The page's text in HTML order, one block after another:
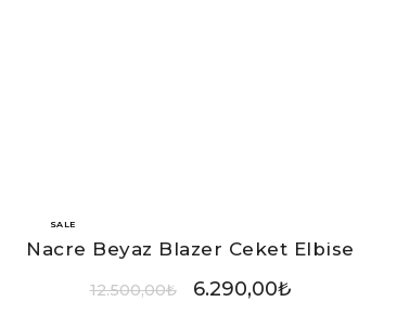
SALE
Nacre Beyaz Blazer Ceket Elbise
12.500,00₺ 6.290,00₺